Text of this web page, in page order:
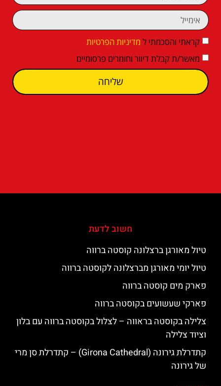
קראתי והסכמתי ל מדיניות הפרטיות
מאשר/ת קבלת דיוור וחומרים פרסומיים
שליחה
חשוב לדעת
טיול מאורגן ברצלונה קוסטה ברווה
טיול יומי מאורגן מברצלונה לקוסטה ברווה
פארק מים קוסטה ברווה
פארקי שעשועים בקוסטה ברווה
צלילה בקוסטה בראווה – לצלול בקוסטה ברווה עם בלון
וציוד צלילה
קתדרלת גירונה (Girona Cathedral) – קתדרלת סן מרי
של גירונה